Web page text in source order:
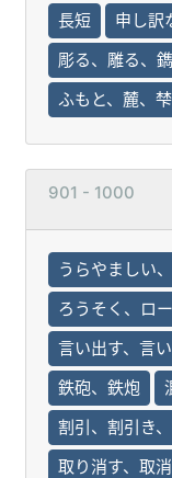
長短
申し訳
彫る、雕る、
ふもと、麓、梺
901 - 1000
うらやましい
ろうそく、ロ
言い出す、言
鉄砲、鉄炮
割引、割引き
取り消す、取